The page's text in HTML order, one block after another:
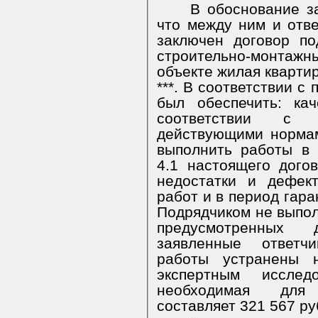
В обоснование
что между ним и
заключен договор
строительно-
объекте жилая
***. В соответствии с
был обеспечить:
соответствии с
действующими
выполнить работы в
4.1 настоящего
недостатки и
работ и в период
Подрядчиком не
заявленные
работы устранены
экспертным
необходимая для
составляет 321 567